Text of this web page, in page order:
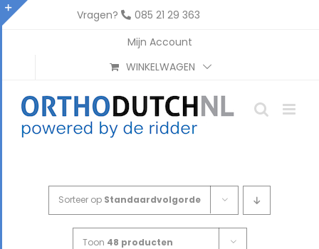
Ga
naar
Vragen?
085 21 29 363
Mijn Account
WINKELWAGEN
Sorteer op Standaardvolgorde
Toon 48 producten
Area